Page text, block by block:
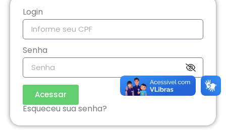
Login
Senha
Acessar
Esqueceu sua senha?